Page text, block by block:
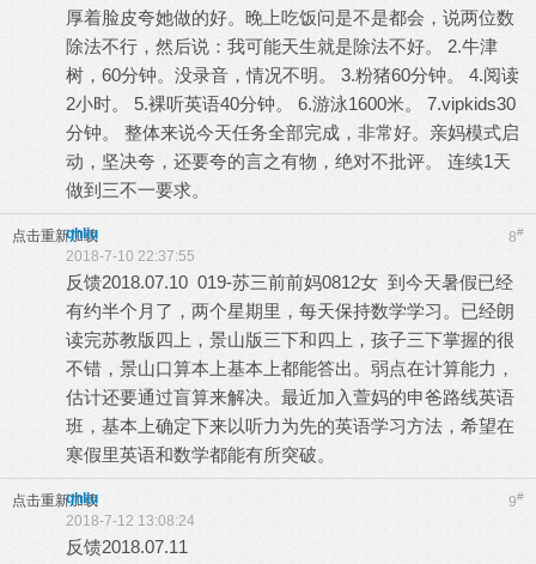
厚着脸皮夸她做的好。晚上吃饭问是不是都会，说两位数
除法不行，然后说：我可能天生就是除法不好。 2.牛津
树，60分钟。没录音，情况不明。 3.粉猪60分钟。 4.阅读
2小时。 5.裸听英语40分钟。 6.游泳1600米。 7.vipkids30
分钟。 整体来说今天任务全部完成，非常好。亲妈模式启
动，坚决夸，还要夸的言之有物，绝对不批评。 连续1天
做到三不一要求。
点击重新加载 8#
qhliu
2018-7-10 22:37:55
反馈2018.07.10 019-苏三前前妈0812女 到今天暑假已经
有约半个月了，两个星期里，每天保持数学学习。已经朗
读完苏教版四上，景山版三下和四上，孩子三下掌握的很
不错，景山口算本上基本上都能答出。弱点在计算能力，
估计还要通过盲算来解决。最近加入萱妈的申爸路线英语
班，基本上确定下来以听力为先的英语学习方法，希望在
寒假里英语和数学都能有所突破。
点击重新加载 9#
qhliu
2018-7-12 13:08:24
反馈2018.07.11